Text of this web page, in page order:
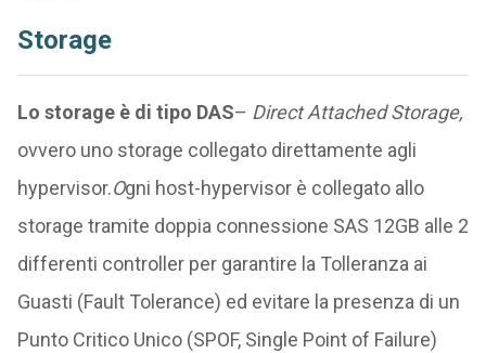
Storage
Lo storage è di tipo DAS– Direct Attached Storage,
ovvero uno storage collegato direttamente agli
hypervisor.Ogni host-hypervisor è collegato allo
storage tramite doppia connessione SAS 12GB alle 2
differenti controller per garantire la Tolleranza ai
Guasti (Fault Tolerance) ed evitare la presenza di un
Punto Critico Unico (SPOF, Single Point of Failure)